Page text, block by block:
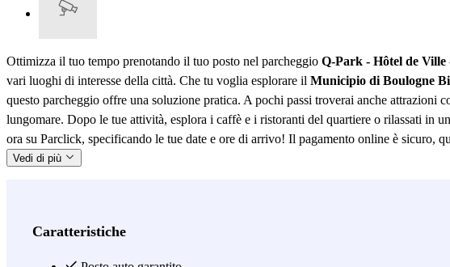
Ottimizza il tuo tempo prenotando il tuo posto nel parcheggio Q-Park - Hôtel de
vari luoghi di interesse della città. Che tu voglia esplorare il Municipio di Boulogne
questo parcheggio offre una soluzione pratica. A pochi passi troverai anche
lungomare. Dopo le tue attività, esplora i caffè e i ristoranti del quartiere o rilassati in
ora su Parclick, specificando le tue date e ore di arrivo! Il pagamento online è sicuro,
Vedi di più
Caratteristiche